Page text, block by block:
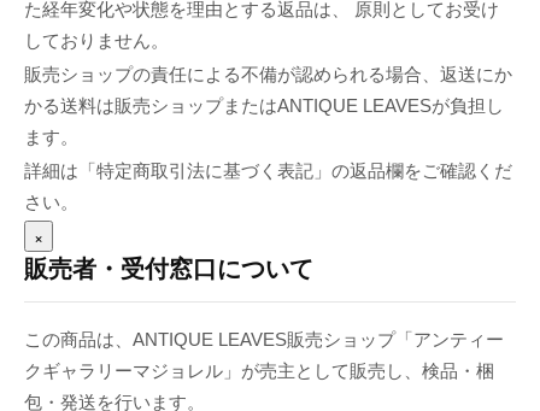
た経年変化や状態を理由とする返品は、 原則としてお受け
しておりません。
販売ショップの責任による不備が認められる場合、返送にか
かる送料は販売ショップまたはANTIQUE LEAVESが負担し
ます。
詳細は「特定商取引法に基づく表記」の返品欄をご確認くだ
さい。
×
販売者・受付窓口について
この商品は、ANTIQUE LEAVES販売ショップ「アンティー
クギャラリーマジョレル」が売主として販売し、検品・梱
包・発送を行います。